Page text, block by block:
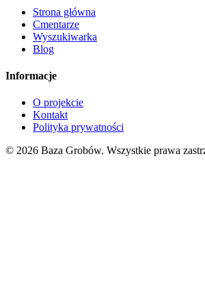
Strona główna
Cmentarze
Wyszukiwarka
Blog
Informacje
O projekcie
Kontakt
Polityka prywatności
© 2026 Baza Grobów. Wszystkie prawa